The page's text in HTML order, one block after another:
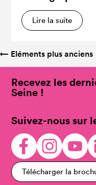
Lire la suite
← Eléments plus anciens
Recevez les
Seine !
Suivez-nous sur
Télécharger la